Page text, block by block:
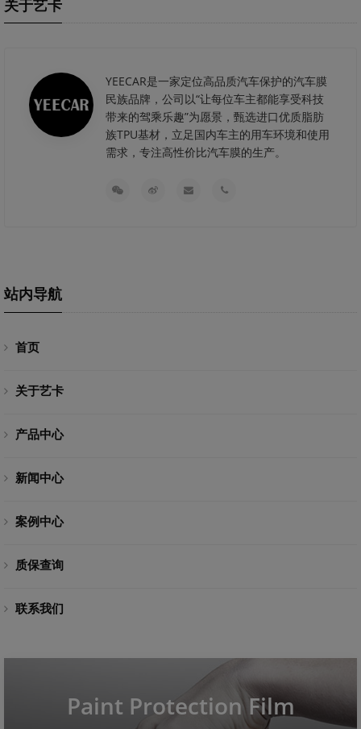
关于艺卡
YEECAR是一家定位高品质汽车保护的汽车膜
民族品牌，公司以“让每位车主都能享受科技
带来的驾乘乐趣”为愿景，甄选进口优质脂肪
族TPU基材，立足国内车主的用车环境和使用
需求，专注高性价比汽车膜的生产。
站内导航
首页
关于艺卡
产品中心
新闻中心
案例中心
质保查询
联系我们
Paint Protection Film